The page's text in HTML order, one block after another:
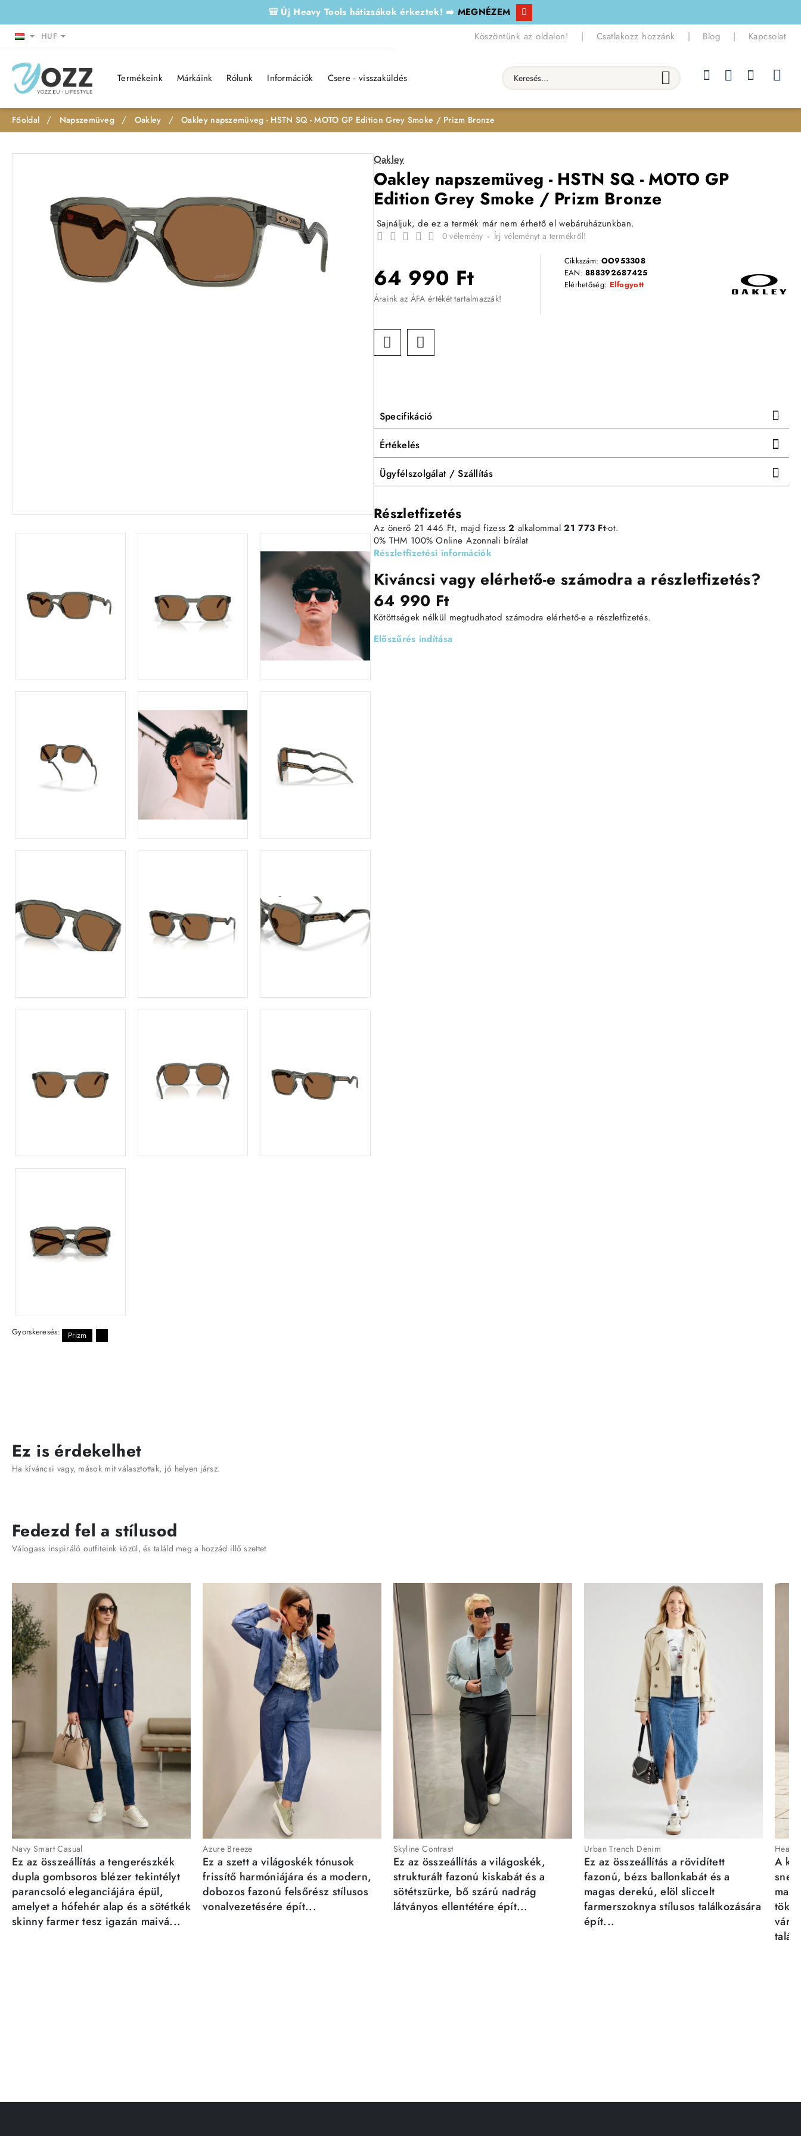
🎒 Új Heavy Tools hátizsákok érkeztek! ➡️ MEGNÉZEM
HUF Köszöntünk az oldalon! | Csatlakozz hozzánk | Blog | Kapcsolat
Termékeink Márkáink Rólunk Információk Csere - visszaküldés Keresés...
h
Napszemüveg Oakley Oakley napszemüveg - HSTN SQ - MOTO GP Edition Grey Smoke / Prizm Bronze
Oakley
Oakley napszemüveg - HSTN SQ - MOTO GP
Edition Grey Smoke / Prizm Bronze
Sajnáljuk, de ez a termék már nem érhető el webáruházunkban.
0 vélemény - Írj véleményt a termékről!
64 990 Ft
Áraink az ÁFA értékét tartalmazzák!
Cikkszám: OO953308
EAN:888392687425
Elérhetőség: Elfogyott
Specifikáció
Értékelés
Ügyfélszolgálat / Szállítás
Részletfizetés
Az önerő 21 446 Ft, majd fizess2 alkalommal21 773 Ft-ot.
0% THM 100% Online Azonnali bírálat
Részletfizetési információk
Kiváncsi vagy elérhető-e számodra a részletfizetés?
64 990 Ft
Kötöttségek nélkül megtudhatod számodra elérhető-e a részletfizetés.
Előszűrés indítása
Gyorskeresés: Prizm
Ez is érdekelhet
Ha kíváncsi vagy, mások mit választottak, jó helyen jársz.
Fedezd fel a stílusod
Válogass inspiráló outfiteink közül, és találd meg a hozzád illő szettet
Navy Smart Casual
Ez az összeállítás a tengerészkék
dupla gombsoros blézer tekintélyt
parancsoló eleganciájára épül,
amelyet a hófehér alap és a sötétkék
skinny farmer tesz igazán maivá...
Azure Breeze
Ez a szett a világoskék tónusok
frissítő harmóniájára és a modern,
dobozos fazonú felsőrész stílusos
vonalvezetésére épít...
Skyline Contrast
Ez az összeállítás a világoskék,
strukturált fazonú kiskabát és a
sötétszürke, bő szárú nadrág
látványos ellentétére épít...
Urban Trench Denim
Ez az összeállítás a rövidített
fazonú, bézs ballonkabát és a
magas derekú, elöl sliccelt
farmerszoknya stílusos találkozására
épít...
A